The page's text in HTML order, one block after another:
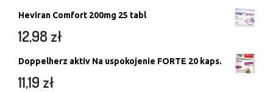
Heviran Comfort 200mg 25 tabl
12,98 zł
Doppelherz aktiv Na uspokojenie FORTE 20 kaps.
11,19 zł